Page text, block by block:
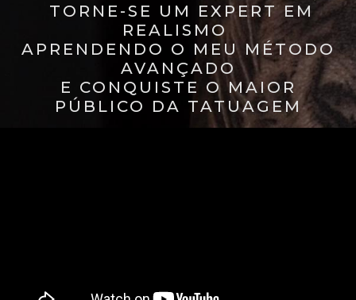
TORNE-SE UM EXPERT EM
REALISMO
APRENDENDO O MEU MÉTODO
AVANÇADO
E CONQUISTE O MAIOR
PÚBLICO DA TATUAGEM